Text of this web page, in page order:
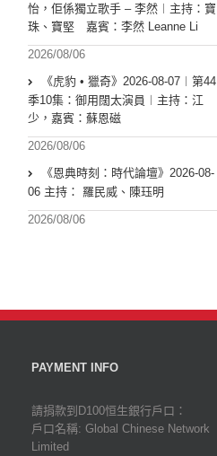
怡，佢係獨立歌手 – 李然︱主持：寶
珠、寶堅 嘉賓：李然 Leanne Li
2026/08/06
《虎豹 • 獵奇》2026-08-07︱第44
季10集：御用闊太演員︱主持：江
少，嘉賓：蘇恩磁
2026/08/06
《恩典時刻：時代論壇》2026-08-
06 主持： 羅民威、陳珏明
2026/08/06
PAYMENT INFO
請捐款到D100恒生銀行戶口：
戶口名稱: Global Chinese Network
Limited